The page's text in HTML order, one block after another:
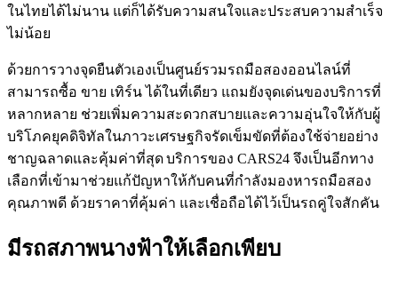
ในไทยได้ไม่นาน แต่ก็ได้รับความสนใจและประสบความสำเร็จ
ไม่น้อย
ด้วยการวางจุดยืนตัวเองเป็นศูนย์รวมรถมือสองออนไลน์ที่
สามารถซื้อ ขาย เทิร์น ได้ในที่เดียว แถมยังจุดเด่นของบริการที่
หลากหลาย ช่วยเพิ่มความสะดวกสบายและความอุ่นใจให้กับผู้
บริโภคยุคดิจิทัลในภาวะเศรษฐกิจรัดเข็มขัดที่ต้องใช้จ่ายอย่าง
ชาญฉลาดและคุ้มค่าที่สุดบริการของ CARS24 จึงเป็นอีกทาง
เลือกที่เข้ามาช่วยแก้ปัญหาให้กับคนที่กำลังมองหารถมือสอง
คุณภาพดี ด้วยราคาที่คุ้มค่า และเชื่อถือได้ไว้เป็นรถคู่ใจสักคัน
มีรถสภาพนางฟ้าให้เลือกเพียบ